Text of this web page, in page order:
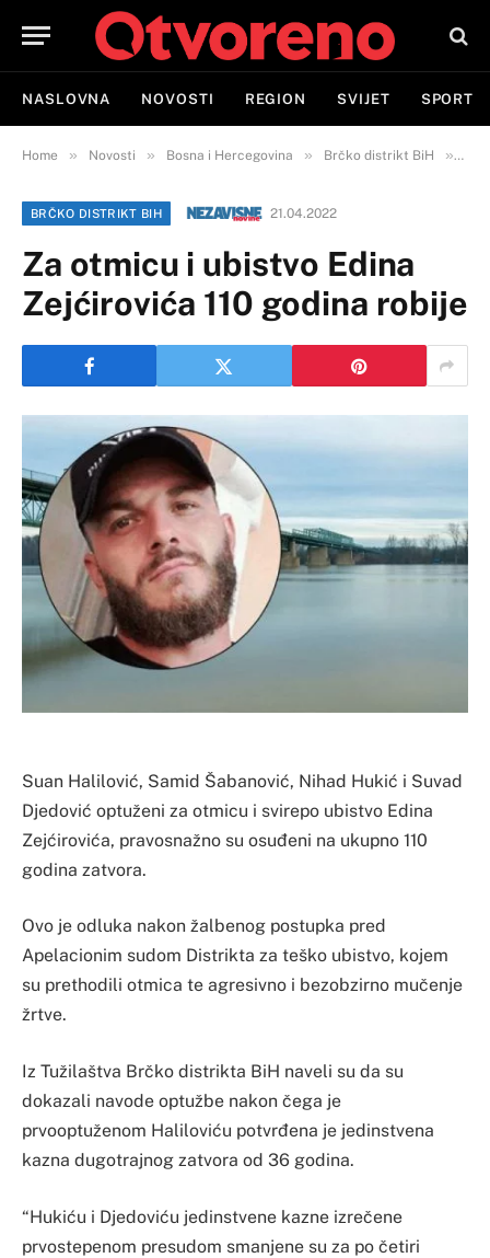
NASLOVNA NOVOSTI REGION SVIJET SPORT
Home » Novosti » Bosna i Hercegovina » Brčko distrikt BiH »
BRČKO DISTRIKT BIH 21.04.2022
Za otmicu i ubistvo Edina
Zejćirovića 110 godina robije
Suan Halilović, Samid Šabanović, Nihad Hukić i Suvad
Djedović optuženi za otmicu i svirepo ubistvo Edina
Zejćirovića, pravosnažno su osuđeni na ukupno 110
godina zatvora.
Ovo je odluka nakon žalbenog postupka pred
Apelacionim sudom Distrikta za teško ubistvo, kojem
su prethodili otmica te agresivno i bezobzirno mučenje
žrtve.
Iz Tužilaštva Brčko distrikta BiH naveli su da su
dokazali navode optužbe nakon čega je
prvooptuženom Haliloviću potvrđena je jedinstvena
kazna dugotrajnog zatvora od 36 godina.
“Hukiću i Djedoviću jedinstvene kazne izrečene
prvostepenom presudom smanjene su za po četiri